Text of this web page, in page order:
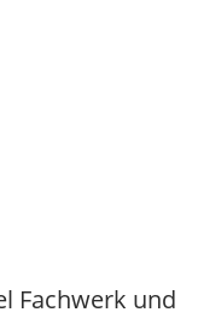
Fachwerk und